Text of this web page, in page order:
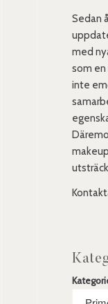
Sedan
med
som en
inte